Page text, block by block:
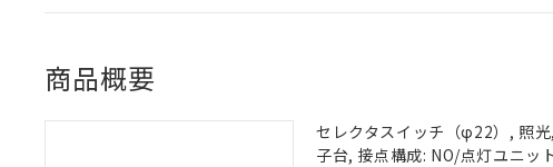
商品概要
セレクタスイッチ（φ22）, 照
子台, 接点構成: NO/点灯ユニッ